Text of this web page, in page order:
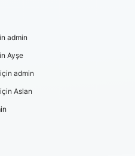
admin
Ayşe
için admin
için Aslan